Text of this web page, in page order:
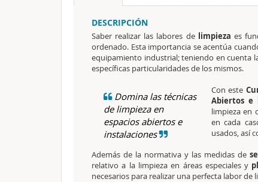
DESCRIPCIÓN
Saber realizar las labores de limpieza es
ordenado. Esta importancia se acentúa
equipamiento industrial;teniendo en cuenta
específicas particularidades de los mismos.
Domina las técnicas
de limpieza en
espacios abiertos e
instalaciones
Con este
Abiertos e
limpieza en
en cada
usados, así
Además de la normativa y las medidas de
relativo a la limpieza en áreas especiales y
necesarios para realizar una perfecta labor de